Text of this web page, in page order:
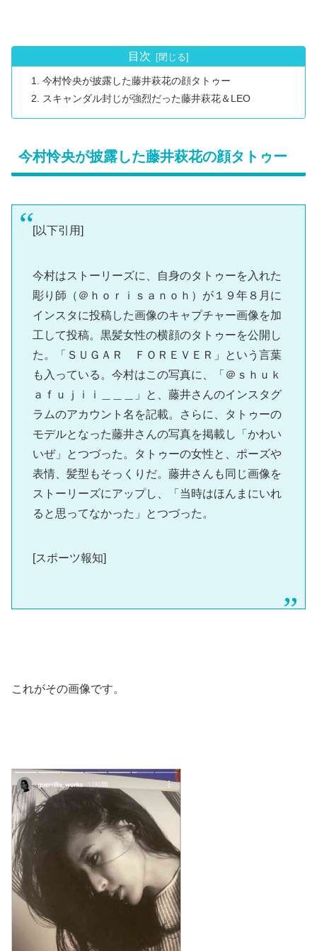
目次
今村怜央が披露した藤井萩花の顔タトゥー
スキャンダル封じが強烈だった藤井萩花＆LEO
今村怜央が披露した藤井萩花の顔タトゥー
[以下引用]
今村はストーリーズに、自身のタトゥーを入れた
彫り師（＠ｈｏｒｉｓａｎｏｈ）が１９年８月に
インスタに投稿した画像のキャプチャー画像を加
工して投稿。黒髪女性の横顔のタトゥーを公開し
た。「ＳＵＧＡＲ ＦＯＲＥＶＥＲ」という言葉
も入っている。今村はこの写真に、「＠ｓｈｕｋ
ａｆｕｊｉｉ＿＿＿」と、藤井さんのインスタグ
ラムのアカウント名を記載。さらに、タトゥーの
モデルとなった藤井さんの写真を掲載し「かわい
いぜ」とつづった。タトゥーの女性と、ポーズや
表情、髪型もそっくりだ。藤井さんも同じ画像を
ストーリーズにアップし、「当時はほんまにいれ
ると思ってなかった」とつづった。
[スポーツ報知]
これがその画像です。